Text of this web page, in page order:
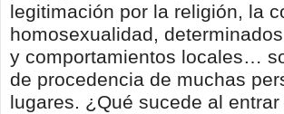
legitimación por la religión, la
homosexualidad,
y comportamientos locales…
de procedencia de muchas
lugares. ¿Qué sucede al